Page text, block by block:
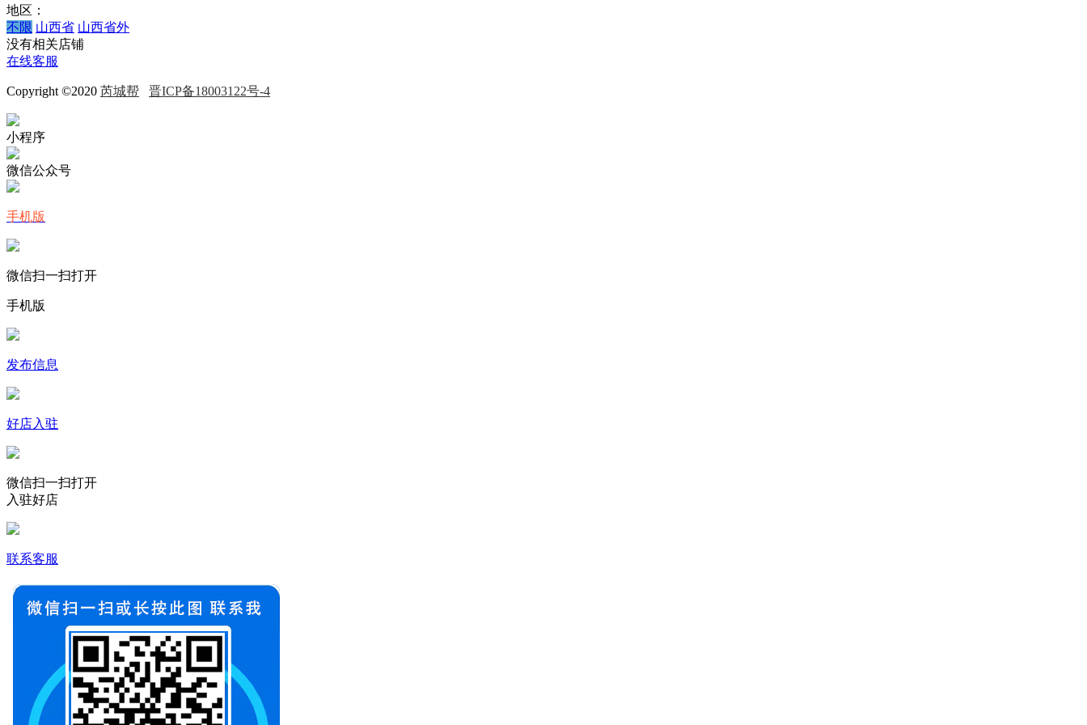
地区：
不限 山西省 山西省外
没有相关店铺
在线客服
Copyright ©2020 芮城帮 晋ICP备18003122号-4
小程序
微信公众号
手机版
微信扫一扫打开
手机版
发布信息
好店入驻
微信扫一扫打开
入驻好店
联系客服